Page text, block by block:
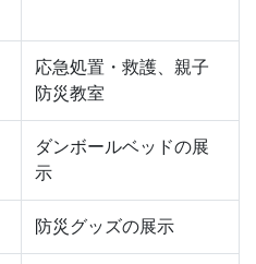
応急処置・救護、親子
防災教室
ダンボールベッドの展
示
防災グッズの展示